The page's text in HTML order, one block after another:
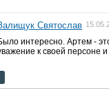
Святослав
интересно. Артем -
к своей персоне